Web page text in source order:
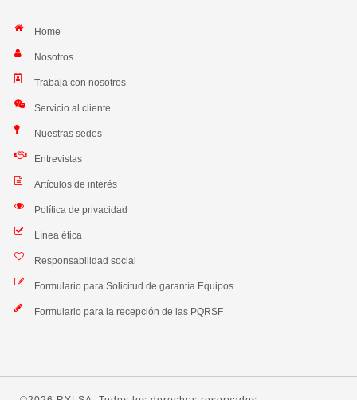
Home
Nosotros
Trabaja con nosotros
Servicio al cliente
Nuestras sedes
Entrevistas
Artículos de interés
Política de privacidad
Línea ética
Responsabilidad social
Formulario para Solicitud de garantía Equipos
Formulario para la recepción de las PQRSF